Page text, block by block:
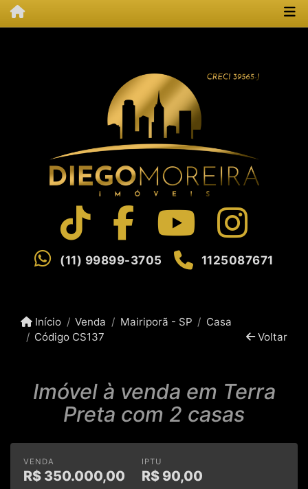
(11) 99899-3705 1125087671
Início Venda Mairiporã - SP
Casa
Código CS137
Voltar
Imóvel à venda em Terra
Preta com 2 casas
VENDA
R$ 350.000,00
IPTU
R$ 90,00